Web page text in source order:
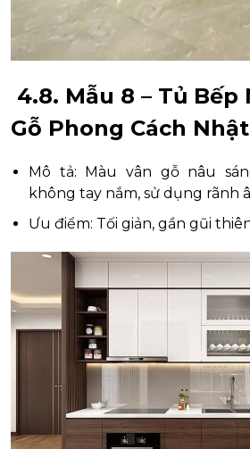
4.8. Mẫu 8 – Tủ Bếp
Gỗ Phong Cách Nhật
Mô tả: Màu vân gỗ nâu
không tay nắm, sử dụng rãnh
Ưu điểm: Tối giản, gần gũi